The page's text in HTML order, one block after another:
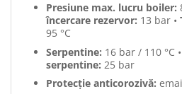
Presiune max. lucru boiler:
încercare rezervor: 13 bar •
95 °C
Serpentine: 16 bar / 110 °C •
serpentine: 25 bar
Protecție anticorozivă: